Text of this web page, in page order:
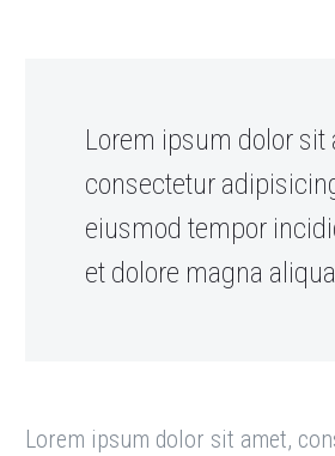
Lorem ipsum dolor sit
consectetur
eiusmod tempor
et dolore magna
Lorem ipsum dolor sit amet,